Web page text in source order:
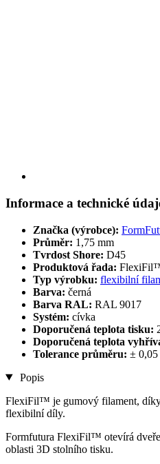
Informace a technické
Značka (výrobce):
Průměr: 1,75 mm
Tvrdost Shore: D45
Produktová řada:
Typ výrobku: flexibilní
Barva: černá
Barva RAL: RAL 9017
Systém: cívka
Doporučená teplota tisku:
Doporučená teplota
Tolerance průměru: ± 0,05
Popis
FlexiFil™ je gumový filament, díky
flexibilní díly.
Formfutura FlexiFil™ otevírá
oblasti 3D stolního tisku.